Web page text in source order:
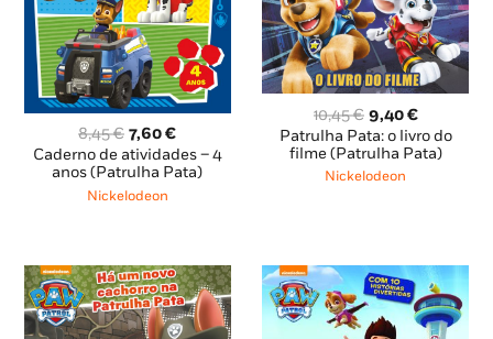
8,45€ O
preço
original
era:
7,60€O
preço
atual
Caderno de atividades – 4
anos (Patrulha Pata)
Nickelodeon
10,45€ O
preço
original
era:
9,40€O
preço
atual
Patrulha Pata: o livro do
filme (Patrulha Pata)
Nickelodeon